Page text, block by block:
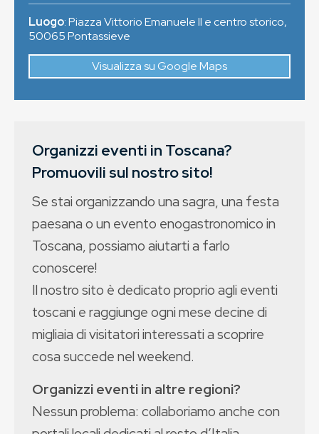
Luogo:Piazza Vittorio Emanuele II e centro storico,
50065Pontassieve
Visualizza su Google Maps
Organizzi eventi in Toscana?
Promuovili sul nostro sito!
Se stai organizzando una sagra, una festa
paesana o un evento enogastronomico in
Toscana, possiamo aiutarti a farlo
conoscere!
Il nostro sito è dedicato proprio agli eventi
toscani e raggiunge ogni mese decine di
migliaia di visitatori interessati a scoprire
cosa succede nel weekend.
Organizzi eventi in altre regioni?
Nessun problema: collaboriamo anche con